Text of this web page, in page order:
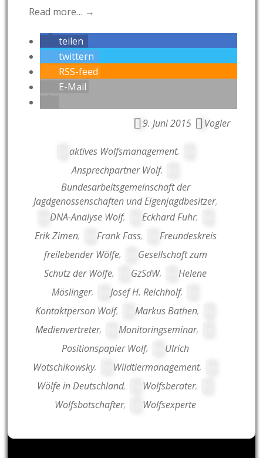
Read more… →
teilen
twittern
RSS-feed
E-Mail
9. Juni 2015 Vogler
aktives Wolfsmanagement,
Ansprechpartner Wolf,
Bundesarbeitsgemeinschaft der
Jagdgenossenschaften und Eigenjagdbesitzer,
DNA-Analyse Wolf, Eckhard Fuhr,
Erik Zimen, Frank Fass,
Freundeskreis
freilebender Wölfe,
Gesellschaft zum
Schutz der Wölfe, GzSdW,
Helene
Möslinger, Josef H. Reichholf,
Kontaktperson Wolf, Markus Bathen,
Medienvertreter, Monitoringseminar,
Positionspapier Wolf,
Ulrich
Wotschikowsky, Wildtiermanagement,
Wölfe in Deutschland, Wolfsberater,
Wolfsbotschafter, Wolfsexperte